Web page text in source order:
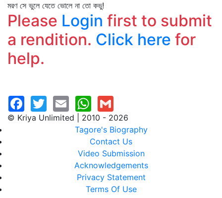
মরণ সে ভুলে যেতে ভোলে না তো কভু!
Please Login first to submit
a rendition. Click here for
help.
© Kriya Unlimited | 2010 - 2026
Tagore's Biography
Contact Us
Video Submission
Acknowledgements
Privacy Statement
Terms Of Use